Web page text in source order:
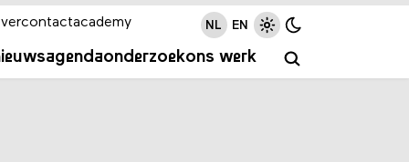
agendaonderzoekons werk
contactacademy NL EN